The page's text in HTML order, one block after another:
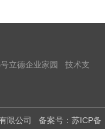
号立德企业家园 技术支
限公司 备案号：苏ICP备